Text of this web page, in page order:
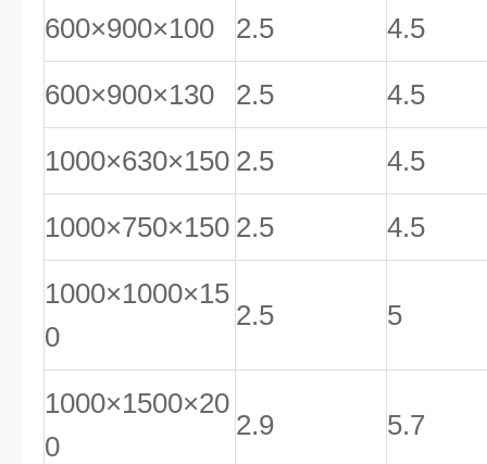
600×900×100 2.5 4.5
600×900×130 2.5 4.5
1000×630×150 2.5 4.5
1000×750×150 2.5 4.5
1000×1000×15
0
2.5 5
1000×1500×20
0
2.9 5.7